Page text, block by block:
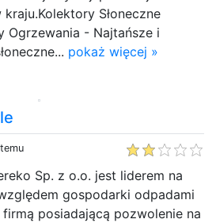
Słoneczne
Ogrzewania - Najtańsze i
pokaż więcej »
Sp. z o.o. jest liderem na
gospodarki odpadami
posiadającą pozwolenie na